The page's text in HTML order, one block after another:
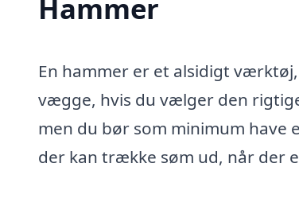
Hammer
En hammer er et alsidigt
vægge, hvis du vælger den
men du bør som minimum have
der kan trække søm ud, når der